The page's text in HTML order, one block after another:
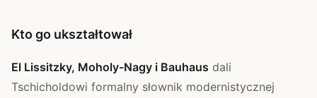
Kto go ukształtował
El Lissitzky, Moholy-Nagy i Bauhaus dali
Tschicholdowi formalny słownik modernistycznej